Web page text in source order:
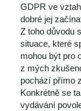
GDPR ve
dobré jej
Z toho důvodu
ituace, které
mohou být pro
z mých
pochází přímo
Konkrétně se
vydávání